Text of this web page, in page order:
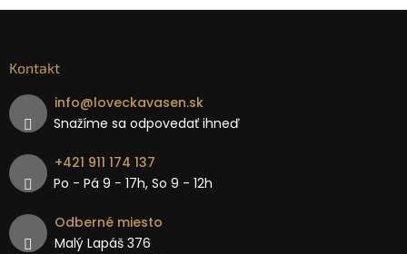
Kontakt
info@loveckavasen.sk
Snažíme sa odpovedať ihneď
+421 911 174 137
Po - Pá 9 − 17h, So 9 - 12h
Odberné miesto
Malý Lapáš 376